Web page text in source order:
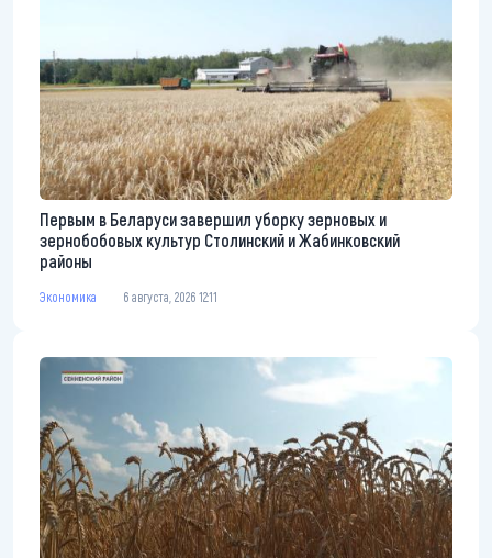
Первым в Беларуси завершил уборку зерновых и
зернобобовых культур Столинский и Жабинковский
районы
Экономика 6 августа, 2026 12:11